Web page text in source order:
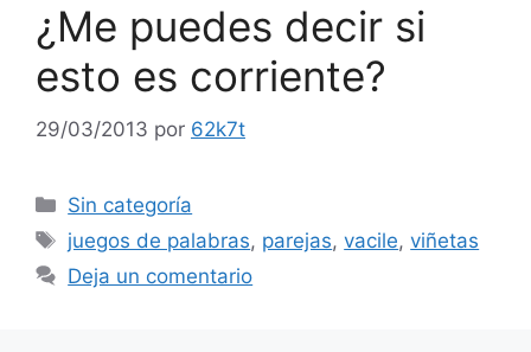
¿Me puedes decir si
esto es corriente?
29/03/2013 por 62k7t
Categorías
Sin categoría
Etiquetas
juegos de palabras, parejas,vacile,viñetas
Deja un comentario